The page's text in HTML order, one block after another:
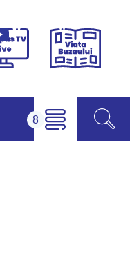
Campus
Viața